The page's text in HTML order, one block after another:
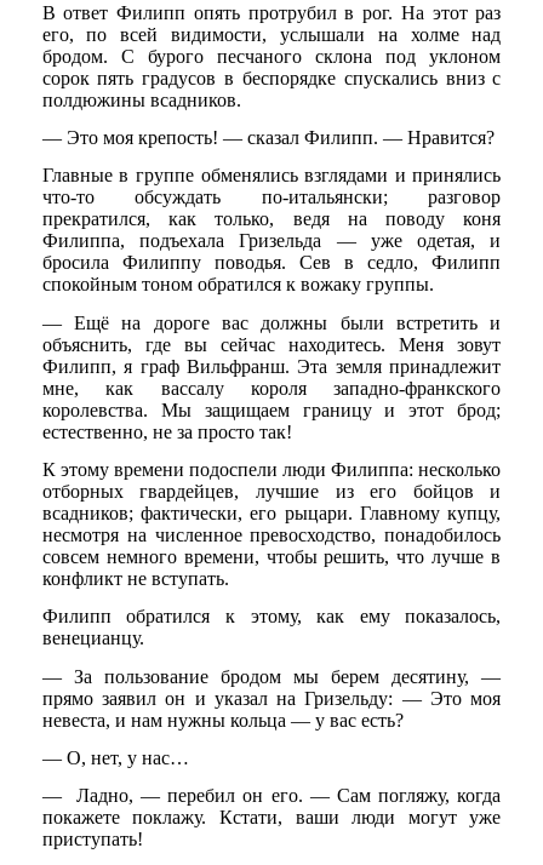
В ответ Филипп опять протрубил в рог. На этот раз
его, по всей видимости, услышали на холме над
бродом. С бурого песчаного склона под уклоном
сорок пять градусов в беспорядке спускались вниз с
полдюжины всадников.
— Это моя крепость! — сказал Филипп. — Нравится?
Главные в группе обменялись взглядами и принялись
что-то обсуждать по-итальянски; разговор
прекратился, как только, ведя на поводу коня
Филиппа, подъехала Гризельда — уже одетая, и
бросила Филиппу поводья. Сев в седло, Филипп
спокойным тоном обратился к вожаку группы.
— Ещё на дороге вас должны были встретить и
объяснить, где вы сейчас находитесь. Меня зовут
Филипп, я граф Вильфранш. Эта земля принадлежит
мне, как вассалу короля западно-франкского
королевства. Мы защищаем границу и этот брод;
естественно, не за просто так!
К этому времени подоспели люди Филиппа: несколько
отборных гвардейцев, лучшие из его бойцов и
всадников; фактически, его рыцари. Главному купцу,
несмотря на численное превосходство, понадобилось
совсем немного времени, чтобы решить, что лучше в
конфликт не вступать.
Филипп обратился к этому, как ему показалось,
венецианцу.
— За пользование бродом мы берем десятину, —
прямо заявил он и указал на Гризельду: — Это моя
невеста, и нам нужны кольца — у вас есть?
— О, нет, у нас…
— Ладно, — перебил он его. — Сам погляжу, когда
покажете поклажу. Кстати, ваши люди могут уже
приступать!